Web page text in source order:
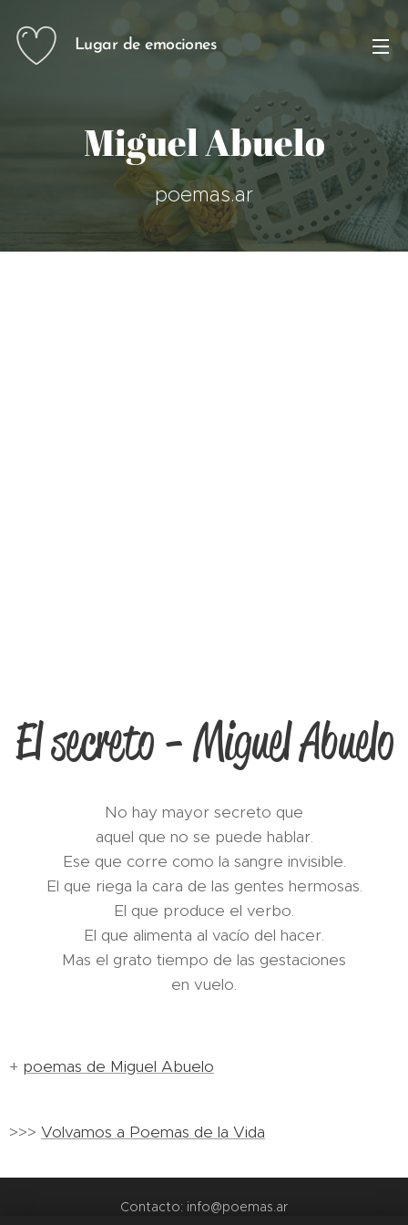
Lugar de emociones
Miguel Abuelo
poemas.ar
El secreto - Miguel Abuelo
No hay mayor secreto que
aquel que no se puede hablar.
Ese que corre como la sangre invisible.
El que riega la cara de las gentes hermosas.
El que produce el verbo.
El que alimenta al vacío del hacer.
Mas el grato tiempo de las gestaciones
en vuelo.
+ poemas de Miguel Abuelo
>>> Volvamos a Poemas de la Vida
Contacto: info@poemas.ar